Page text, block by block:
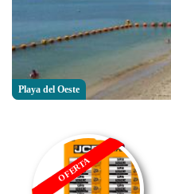
Playa del Oeste
OFERTA